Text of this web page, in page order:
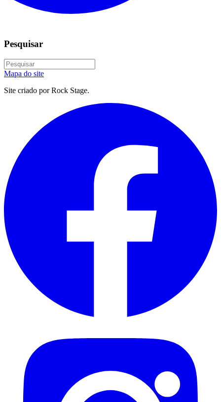
Pesquisar
Mapa do site
Site criado por Rock Stage.